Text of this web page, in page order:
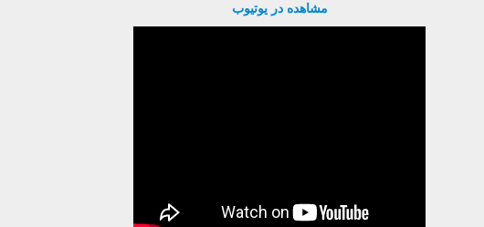
مشاهده در یوتیوب